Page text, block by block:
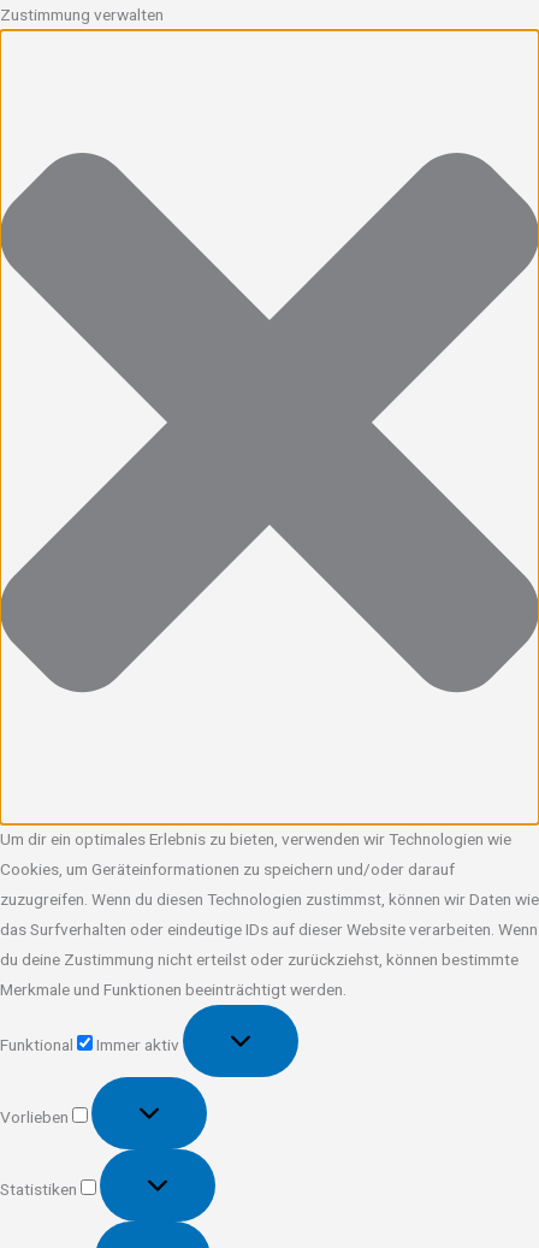
Zustimmung verwalten
Um dir ein optimales Erlebnis zu bieten, verwenden wir Technologien wie
Cookies, um Geräteinformationen zu speichern und/oder darauf
zuzugreifen. Wenn du diesen Technologien zustimmst, können wir Daten wie
das Surfverhalten oder eindeutige IDs auf dieser Website verarbeiten. Wenn
du deine Zustimmung nicht erteilst oder zurückziehst, können bestimmte
Merkmale und Funktionen beeinträchtigt werden.
Funktional
Immer aktiv
Vorlieben
Vorlieben
Statistiken
Statistiken
Marketing